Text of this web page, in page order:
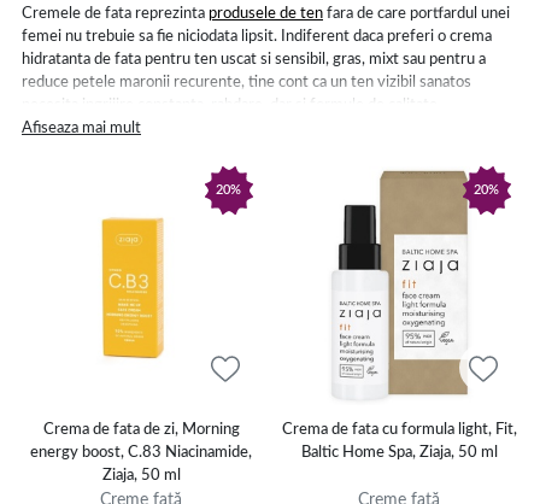
Cremele de fata reprezinta produsele de ten fara de care portfardul unei
femei nu trebuie sa fie niciodata lipsit. Indiferent daca preferi o crema
hidratanta de fata pentru ten uscat si sensibil, gras, mixt sau pentru a
reduce petele maronii recurente, tine cont ca un ten vizibil sanatos
pas. Dupa ce ai aplicat crema de fata adecvata, este esential sa adaugi
care sa ajute la uniformizarea pielii si sa ofere
un aspect natural si proaspat. De altfel, pentru un machiaj de durata si un
finish perfect, foloseste articole precum
fond de ten ,
pudra de machiaj
highlighter (iluminator) produse de make-uppotrivite,
care sa raspunda nevoilor tale, va asigura un look deosebit pe tot
parcursul zilei.
Crema de fata hidratanta - aliatul perfect
pentru un ten luminos
Cremele hidratante de fata previn uscarea si deshidratarea tenului, care
duc de multe ori la aparitia prematura a ridurilor. Mai mult decat atat,
crema de fata antirid, cu colagen sau cu acid hialuronic si colagen
Afiseaza mai mult
20%
Crema de fata de zi, Morning
energy boost, C.83 Niacinamide,
Ziaja, 50 ml
Creme față
20%
Crema de fata cu formula light, Fit,
Baltic Home Spa, Ziaja, 50 ml
Creme față